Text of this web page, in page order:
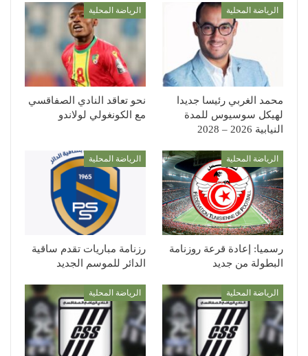
الرياضة المحلية
محمد الغربي رئيسا جديدا
لهيكل سوسيوس للمدة
النيابية 2026 – 2028
الرياضة المحلية
نحو تعاقد النادي الصفاقسي
مع الكونغولي لولاندو
الرياضة المحلية
رسميا: إعادة قرعة روزنامة
البطولة من جديد
الرياضة المحلية
رزنامة مباريات تقدم ساقية
الدائر للموسم الجديد
الرياضة المحلية الرياضة المحلية